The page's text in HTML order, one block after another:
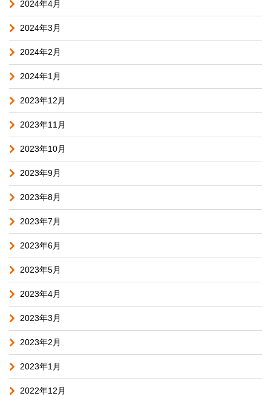
2024年4月
2024年3月
2024年2月
2024年1月
2023年12月
2023年11月
2023年10月
2023年9月
2023年8月
2023年7月
2023年6月
2023年5月
2023年4月
2023年3月
2023年2月
2023年1月
2022年12月